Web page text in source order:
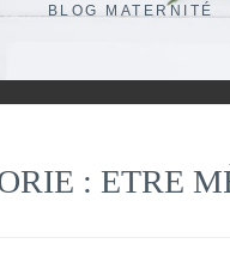
BLOG MATERNITÉ
:ETRE